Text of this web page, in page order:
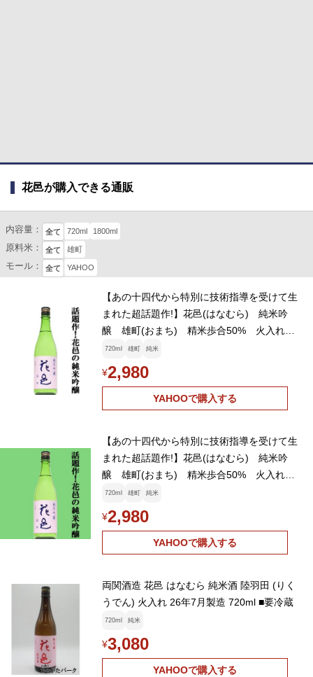
花邑が購入できる通販
内容量： 全て 720ml 1800ml
原料米： 全て 雄町
モール： 全て YAHOO
【あの十四代から特別に技術指導を受けて生
まれた超話題作!】花邑(はなむら) 純米吟
醸 雄町(おまち) 精米歩合50% 火入れ一
回 720ml(クール便推奨)(k)
720ml 雄町 純米
¥2,980
YAHOOで購入する
【あの十四代から特別に技術指導を受けて生
まれた超話題作!】花邑(はなむら) 純米吟
醸 雄町(おまち) 精米歩合50% 火入れ一
回 720ml(クール便推奨)(k)
720ml 雄町 純米
¥2,980
YAHOOで購入する
両関酒造 花邑 はなむら 純米酒 陸羽田 (りく
うでん) 火入れ 26年7月製造 720ml ■要冷蔵
720ml 純米
¥3,080
YAHOOで購入する